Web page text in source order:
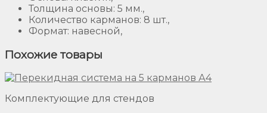
Толщина основы: 5 мм.,
Количество карманов: 8 шт.,
Формат: навесной,
Похожие товары
Комплектующие для стендов